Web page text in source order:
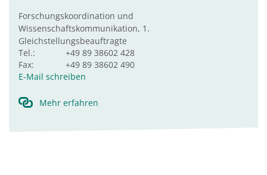
Forschungskoordination und
Wissenschaftskommunikation, 1.
Gleichstellungsbeauftragte
Tel.:
+49 89 38602 428
Fax:
+49 89 38602 490
E-Mail schreiben
Mehr erfahren